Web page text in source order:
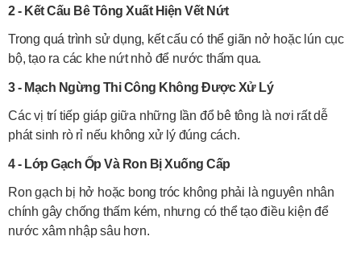
2 - Kết Cấu Bê Tông Xuất Hiện Vết Nứt
Trong quá trình sử dụng, kết cấu có thể giãn nở hoặc lún cục
bộ, tạo ra các khe nứt nhỏ để nước thấm qua.
3 - Mạch Ngừng Thi Công Không Được Xử Lý
Các vị trí tiếp giáp giữa những lần đổ bê tông là nơi rất dễ
phát sinh rò rỉ nếu không xử lý đúng cách.
4 - Lớp Gạch Ốp Và Ron Bị Xuống Cấp
Ron gạch bị hở hoặc bong tróc không phải là nguyên nhân
chính gây chống thấm kém, nhưng có thể tạo điều kiện để
nước xâm nhập sâu hơn.